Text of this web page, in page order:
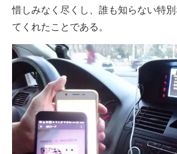
惜しみなく尽くし、誰も知らない特
てくれたことである。